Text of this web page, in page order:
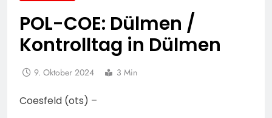
POL-COE: Dülmen /
Kontrolltag in Dülmen
9. Oktober 2024 3 Min
Coesfeld (ots) –